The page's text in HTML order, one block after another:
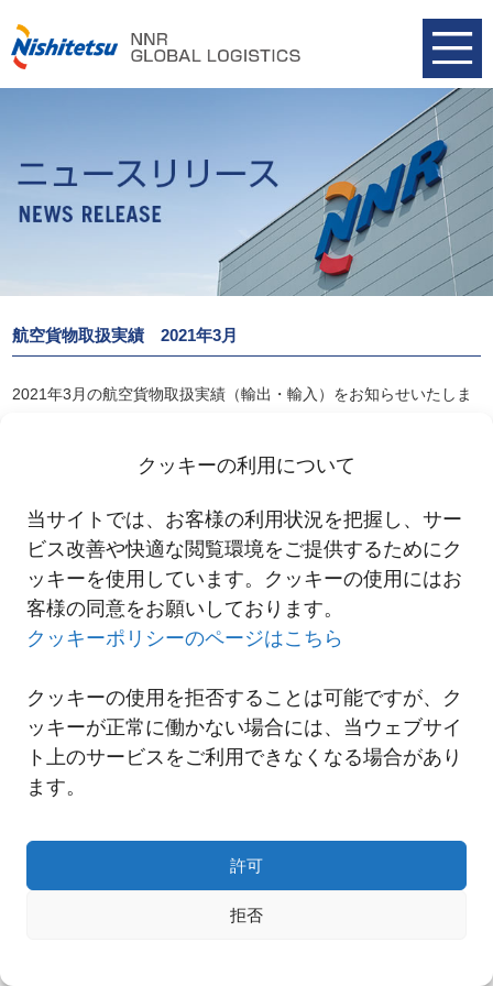
クッキーの利用について
当サイトでは、お客様の利用状況を把握し、サー
ビス改善や快適な閲覧環境をご提供するためにク
ッキーを使用しています。クッキーの使用にはお
客様の同意をお願いしております。
クッキーポリシーのページはこちら
クッキーの使用を拒否することは可能ですが、ク
ッキーが正常に働かない場合には、当ウェブサイ
ト上のサービスをご利用できなくなる場合があり
ます。
許可
拒否
航空貨物取扱実績 2021年3月
2021年3月の航空貨物取扱実績（輸出・輸入）をお知らせいたしま
一覧へ
Copyright© NNR GLOBAL LOGISTICS A Div.of Nishi-Nippon Railroad Co.,Ltd.